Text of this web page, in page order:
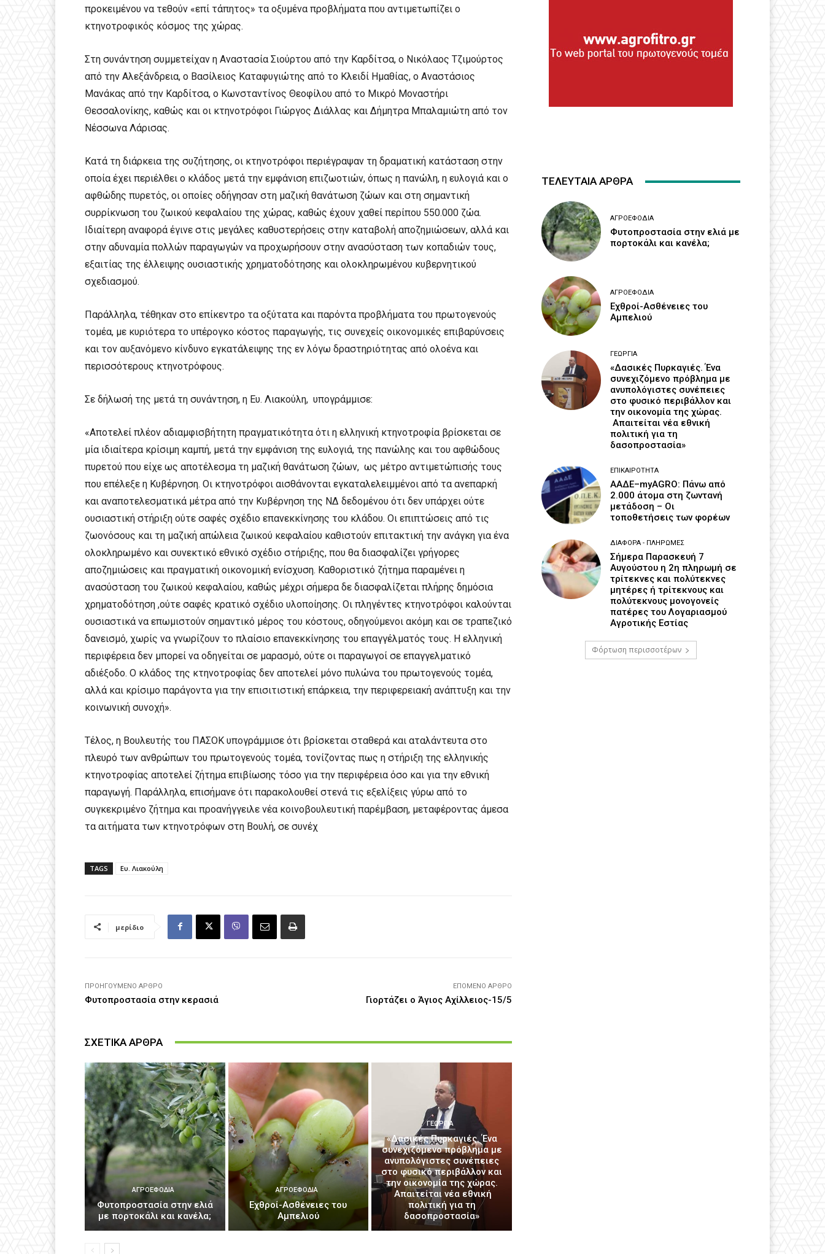
προκειμένου να τεθούν «επί τάπητος» τα οξυμένα προβλήματα που αντιμετωπίζει ο
κτηνοτροφικός κόσμος της χώρας.
Στη συνάντηση συμμετείχαν η Αναστασία Σιούρτου από την Καρδίτσα, ο Νικόλαος Τζιμούρτος
από την Αλεξάνδρεια, ο Βασίλειος Καταφυγιώτης από το Κλειδί Ημαθίας, ο Αναστάσιος
Μανάκας από την Καρδίτσα, ο Κωνσταντίνος Θεοφίλου από το Μικρό Μοναστήρι
Θεσσαλονίκης, καθώς και οι κτηνοτρόφοι Γιώργος Διάλλας και Δήμητρα Μπαλαμιώτη από τον
Νέσσωνα Λάρισας.
Κατά τη διάρκεια της συζήτησης, οι κτηνοτρόφοι περιέγραψαν τη δραματική κατάσταση στην
οποία έχει περιέλθει ο κλάδος μετά την εμφάνιση επιζωοτιών, όπως η πανώλη, η ευλογιά και ο
αφθώδης πυρετός, οι οποίες οδήγησαν στη μαζική θανάτωση ζώων και στη σημαντική
συρρίκνωση του ζωικού κεφαλαίου της χώρας, καθώς έχουν χαθεί περίπου 550.000 ζώα.
Ιδιαίτερη αναφορά έγινε στις μεγάλες καθυστερήσεις στην καταβολή αποζημιώσεων, αλλά και
στην αδυναμία πολλών παραγωγών να προχωρήσουν στην ανασύσταση των κοπαδιών τους,
εξαιτίας της έλλειψης ουσιαστικής χρηματοδότησης και ολοκληρωμένου κυβερνητικού
σχεδιασμού.
Παράλληλα, τέθηκαν στο επίκεντρο τα οξύτατα και παρόντα προβλήματα του πρωτογενούς
τομέα, με κυριότερα το υπέρογκο κόστος παραγωγής, τις συνεχείς οικονομικές επιβαρύνσεις
και τον αυξανόμενο κίνδυνο εγκατάλειψης της εν λόγω δραστηριότητας από ολοένα και
περισσότερους κτηνοτρόφους.
Σε δήλωσή της μετά τη συνάντηση, η Ευ. Λιακούλη, υπογράμμισε:
«Αποτελεί πλέον αδιαμφισβήτητη πραγματικότητα ότι η ελληνική κτηνοτροφία βρίσκεται σε
μία ιδιαίτερα κρίσιμη καμπή, μετά την εμφάνιση της ευλογιά, της πανώλης και του αφθώδους
πυρετού που είχε ως αποτέλεσμα τη μαζική θανάτωση ζώων, ως μέτρο αντιμετώπισής τους
που επέλεξε η Κυβέρνηση. Οι κτηνοτρόφοι αισθάνονται εγκαταλελειμμένοι από τα ανεπαρκή
και αναποτελεσματικά μέτρα από την Κυβέρνηση της ΝΔ δεδομένου ότι δεν υπάρχει ούτε
ουσιαστική στήριξη ούτε σαφές σχέδιο επανεκκίνησης του κλάδου. Οι επιπτώσεις από τις
ζωονόσους και τη μαζική απώλεια ζωικού κεφαλαίου καθιστούν επιτακτική την ανάγκη για ένα
ολοκληρωμένο και συνεκτικό εθνικό σχέδιο στήριξης, που θα διασφαλίζει γρήγορες
αποζημιώσεις και πραγματική οικονομική ενίσχυση. Καθοριστικό ζήτημα παραμένει η
ανασύσταση του ζωικού κεφαλαίου, καθώς μέχρι σήμερα δε διασφαλίζεται πλήρης δημόσια
χρηματοδότηση ,ούτε σαφές κρατικό σχέδιο υλοποίησης. Οι πληγέντες κτηνοτρόφοι καλούνται
ουσιαστικά να επωμιστούν σημαντικό μέρος του κόστους, οδηγούμενοι ακόμη και σε τραπεζικό
δανεισμό, χωρίς να γνωρίζουν το πλαίσιο επανεκκίνησης του επαγγέλματός τους. Η ελληνική
περιφέρεια δεν μπορεί να οδηγείται σε μαρασμό, ούτε οι παραγωγοί σε επαγγελματικό
αδιέξοδο. Ο κλάδος της κτηνοτροφίας δεν αποτελεί μόνο πυλώνα του πρωτογενούς τομέα,
αλλά και κρίσιμο παράγοντα για την επισιτιστική επάρκεια, την περιφερειακή ανάπτυξη και την
κοινωνική συνοχή».
Τέλος, η Βουλευτής του ΠΑΣΟΚ υπογράμμισε ότι βρίσκεται σταθερά και αταλάντευτα στο
πλευρό των ανθρώπων του πρωτογενούς τομέα, τονίζοντας πως η στήριξη της ελληνικής
κτηνοτροφίας αποτελεί ζήτημα επιβίωσης τόσο για την περιφέρεια όσο και για την εθνική
παραγωγή. Παράλληλα, επισήμανε ότι παρακολουθεί στενά τις εξελίξεις γύρω από το
συγκεκριμένο ζήτημα και προανήγγειλε νέα κοινοβουλευτική παρέμβαση, μεταφέροντας άμεσα
τα αιτήματα των κτηνοτρόφων στη Βουλή, σε συνέχ
TAGS Eυ. Λιακούλη
μερίδιο
ΠΡΟΗΓΟΎΜΕΝΟ ΆΡΘΡΟ
Φυτοπροστασία στην κερασιά
ΕΠΌΜΕΝΟ ΆΡΘΡΟ
Γιορτάζει ο Άγιος Αχίλλειος-15/5
ΣΧΕΤΙΚΑ ΑΡΘΡΑ
ΑΓΡΟΕΦΌΔΙΑ
Φυτοπροστασία στην ελιά
με πορτοκάλι και κανέλα;
ΑΓΡΟΕΦΌΔΙΑ
Εχθροί-Ασθένειες του
Αμπελιού
ΓΕΩΡΓΊΑ
«Δασικές Πυρκαγιές. Ένα
συνεχιζόμενο πρόβλημα με
ανυπολόγιστες συνέπειες
στο φυσικό περιβάλλον και
την οικονομία της χώρας.
Απαιτείται νέα εθνική
πολιτική για τη
δασοπροστασία»
ΤΕΛΕΥΤΑΙΑ ΑΡΘΡΑ
ΑΓΡΟΕΦΌΔΙΑ
Φυτοπροστασία στην ελιά με
πορτοκάλι και κανέλα;
ΑΓΡΟΕΦΌΔΙΑ
Εχθροί-Ασθένειες του
Αμπελιού
ΓΕΩΡΓΊΑ
«Δασικές Πυρκαγιές. Ένα
συνεχιζόμενο πρόβλημα με
ανυπολόγιστες συνέπειες
στο φυσικό περιβάλλον και
την οικονομία της χώρας.
Απαιτείται νέα εθνική
πολιτική για τη
δασοπροστασία»
ΕΠΙΚΑΙΡΌΤΗΤΑ
ΑΑΔΕ–myAGRO: Πάνω από
2.000 άτομα στη ζωντανή
μετάδοση – Οι
τοποθετήσεις των φορέων
ΔΙΆΦΟΡΑ - ΠΛΗΡΩΜΈΣ
Σήμερα Παρασκευή 7
Αυγούστου η 2η πληρωμή σε
τρίτεκνες και πολύτεκνες
μητέρες ή τρίτεκνους και
πολύτεκνους μονογονείς
πατέρες του Λογαριασμού
Αγροτικής Εστίας
Φόρτωση περισσοτέρων